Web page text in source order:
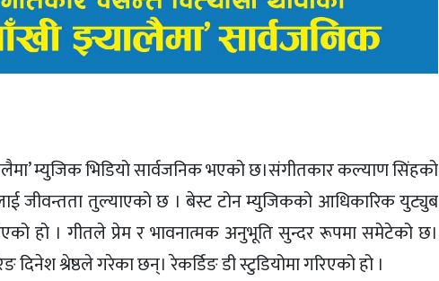
म्युजिक भिडियो सार्वजनिक भएको छ।संगीतकार कल्याण सिंहको
जीवन्तता तुल्याएको छ । बेस्ट टोन म्युजिकको आधिकारिक युट्युब
हो । गीतले प्रेम र भावनात्मक अनुभूति सुन्दर रूपमा समेटेको छ।
श्रेष्ठले गरेका छन्। रेकर्डिङ डी स्टुडियोमा गरिएको हो ।